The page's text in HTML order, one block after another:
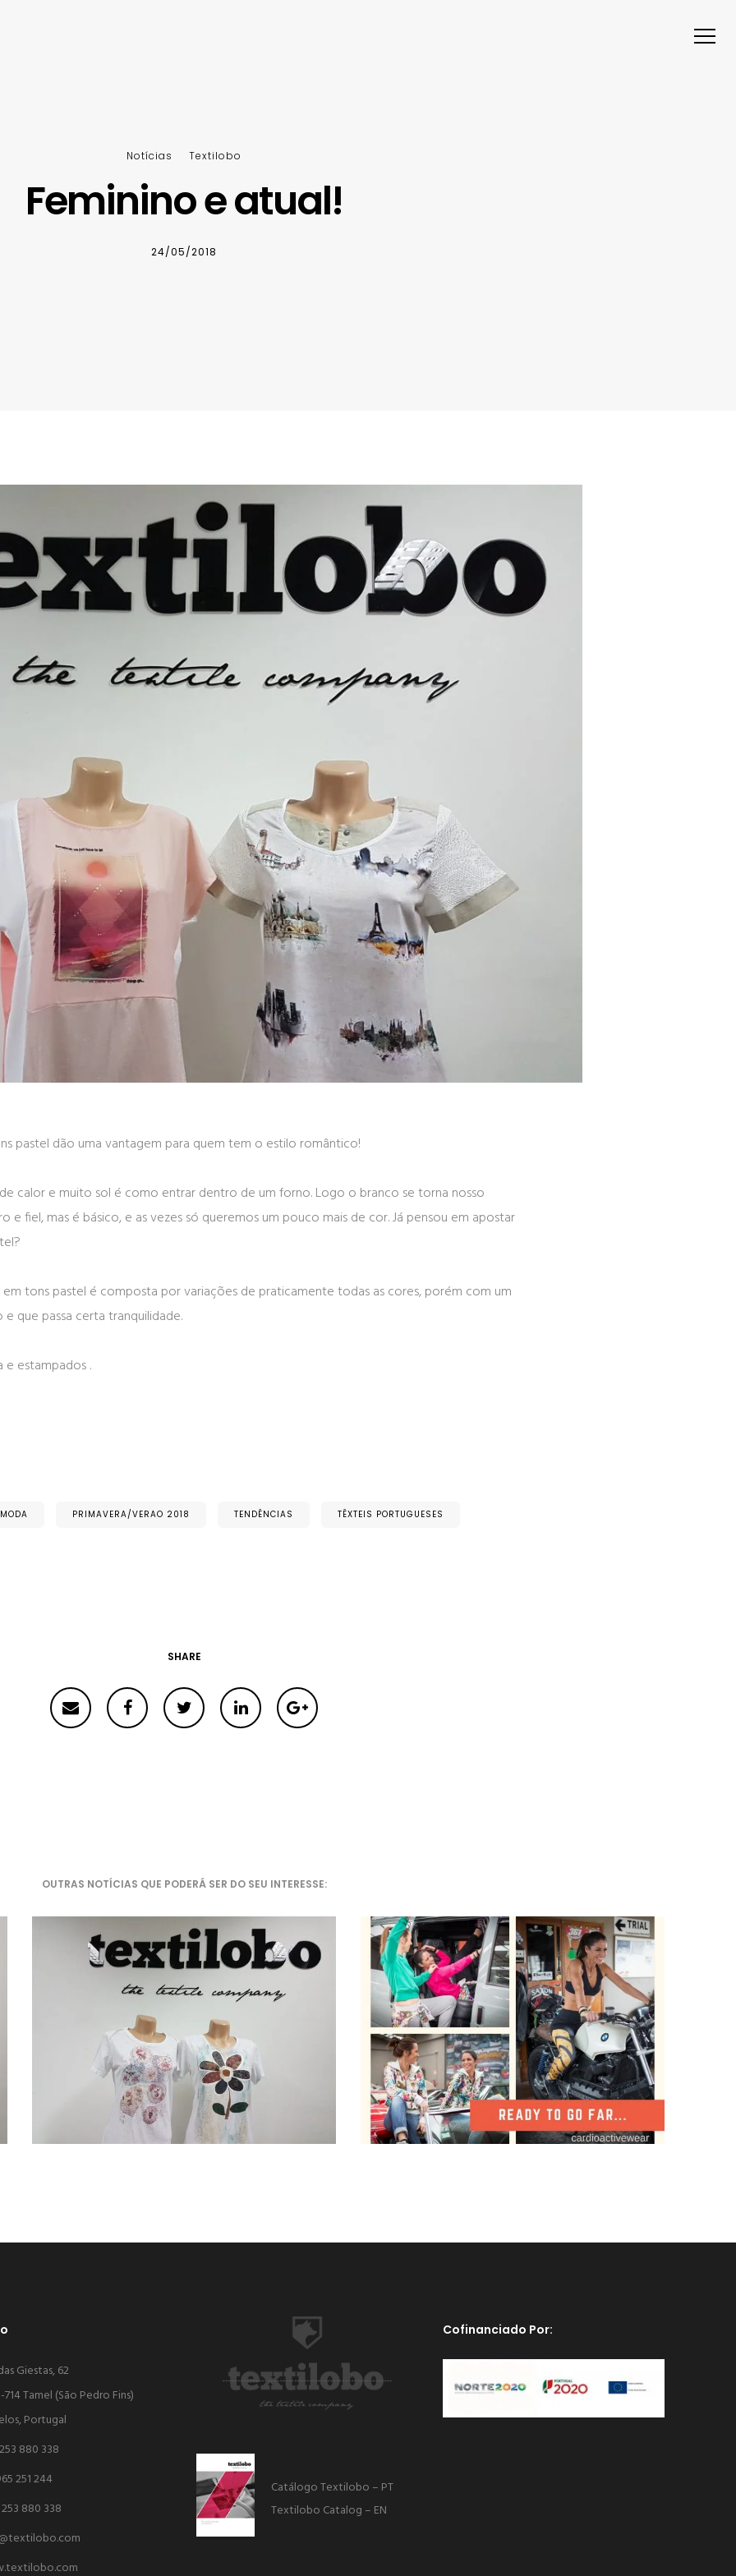
Notícias Textilobo
Feminino e atual!
24/05/2018
pastel dão uma vantagem para quem tem o estilo romântico!
de calor e muito sol é como entrar dentro de um forno. Logo o branco se torna nosso
e fiel, mas é básico, e as vezes só queremos um pouco mais de cor. Já pensou em apostar
em tons pastel é composta por variações de praticamente todas as cores, porém com um
que passa certa tranquilidade.
e estampados .
MODA PRIMAVERA/VERAO 2018 TENDÊNCIAS TÊXTEIS PORTUGUESES
SHARE
OUTRAS NOTÍCIAS QUE PODERÁ SER DO SEU INTERESSE:
Giestas, 62
714 Tamel (São Pedro Fins)
Portugal
880 338
251 244
253 880 338
Catálogo Textilobo – PT
Textilobo Catalog – EN
Cofinanciado Por: